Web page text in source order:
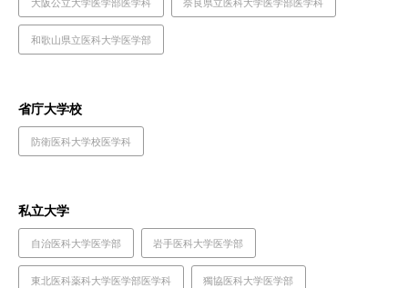
和歌山県立医科大学医学部
省庁大学校
防衛医科大学校医学科
私立大学
自治医科大学医学部 岩手医科大学医学部
東北医科薬科大学医学部医学科 獨協医科大学医学部